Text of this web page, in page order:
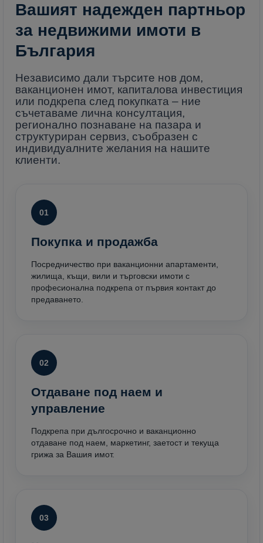
Вашият надежден партньор
за недвижими имоти в
България
Независимо дали търсите нов дом,
ваканционен имот, капиталова инвестиция
или подкрепа след покупката – ние
съчетаваме лична консултация,
регионално познаване на пазара и
структуриран сервиз, съобразен с
индивидуалните желания на нашите
клиенти.
01
Покупка и продажба
Посредничество при ваканционни апартаменти,
жилища, къщи, вили и търговски имоти с
професионална подкрепа от първия контакт до
предаването.
02
Отдаване под наем и
управление
Подкрепа при дългосрочно и ваканционно
отдаване под наем, маркетинг, заетост и текуща
грижа за Вашия имот.
03